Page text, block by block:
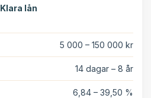
Klara lån
5 000 – 150 000 kr
14 dagar – 8 år
6,84 – 39,50 %